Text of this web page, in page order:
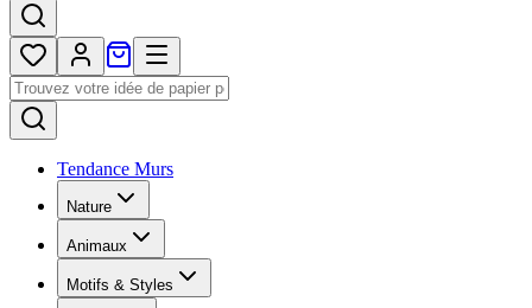
Tendance Murs
Nature
Animaux
Motifs & Styles